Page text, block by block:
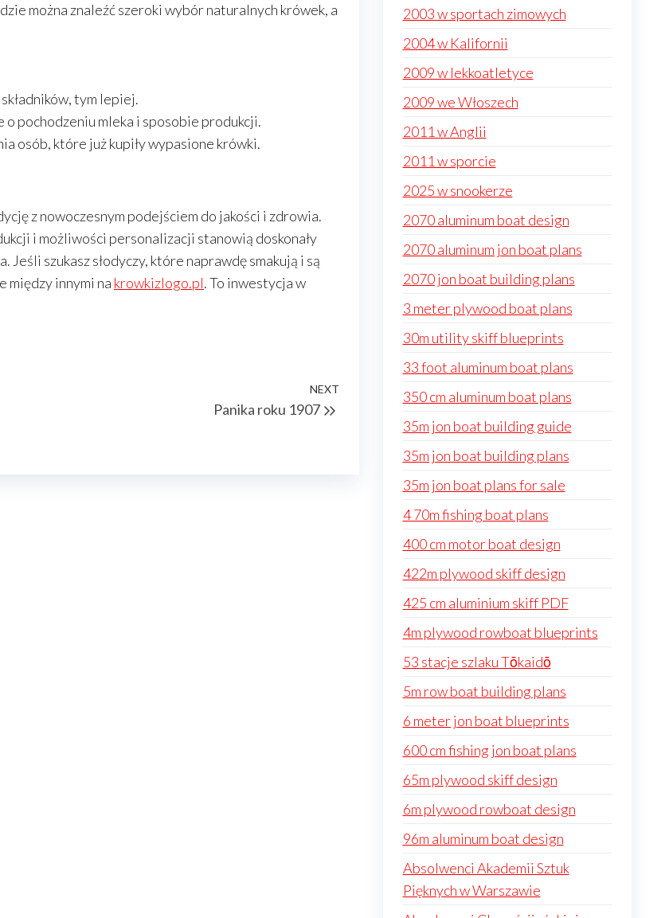
można znaleźć szeroki wybór naturalnych krówek, a
tym lepiej.
pochodzeniu mleka i sposobie produkcji.
osób, które już kupiły wypasione krówki.
z nowoczesnym podejściem do jakości i zdrowia.
i możliwości personalizacji stanowią doskonały
szukasz słodyczy, które naprawdę smakują i są
między innymi na krowkizlogo.pl. To inwestycja w
Next
NEXT
Panika roku 1907
2003 w sportach zimowych
2004 w Kalifornii
2009 w lekkoatletyce
2009 we Włoszech
2011 w Anglii
2011 w sporcie
2025 w snookerze
2070 aluminum boat design
2070 aluminum jon boat plans
2070 jon boat building plans
3 meter plywood boat plans
30m utility skiff blueprints
33 foot aluminum boat plans
350 cm aluminum boat plans
35m jon boat building guide
35m jon boat building plans
35m jon boat plans for sale
4 70m fishing boat plans
400 cm motor boat design
422m plywood skiff design
425 cm aluminium skiff PDF
4m plywood rowboat blueprints
53 stacje szlaku Tōkaidō
5m row boat building plans
6 meter jon boat blueprints
600 cm fishing jon boat plans
65m plywood skiff design
6m plywood rowboat design
96m aluminum boat design
Absolwenci Akademii Sztuk
Pięknych w Warszawie